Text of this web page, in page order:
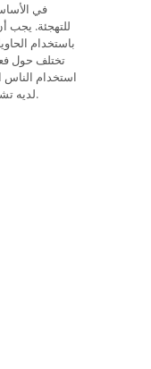
في
للتهجئة. يجب
باستخدام
تختلف حول
استخدام الناس
لديه تشققات وغطاء ضيق أو فلين ، فأنت ذهبي.